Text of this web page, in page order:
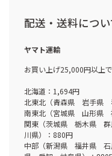
配送・送料につい
ヤマト運輸
お買い上げ25,000円以上
北海道：1,694円
北東北（青森県 岩手県
南東北（宮城県 山形県
関東（茨城県 栃木県
川県）：880円
中部（新潟県 福井県